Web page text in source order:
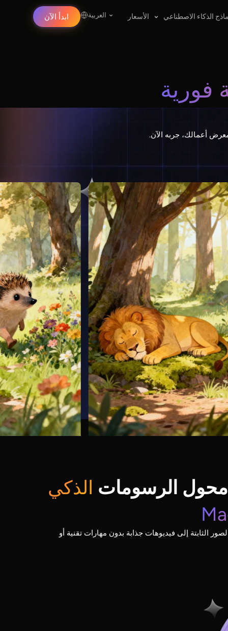
الذكاء الاصطناعي الأسعار العربية ابدأ الآن
فورية
أعمالك، جربه الآن.
الرسومات الذكي
الثابتة إلى فيديوهات جذابة بدون مهارات تقنية أو